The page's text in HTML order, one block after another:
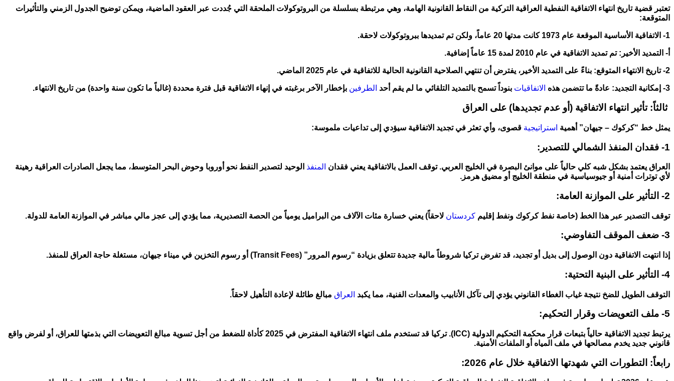
تعتبر قضية تاريخ انتهاء الاتفاقية النفطية العراقية التركية من النقاط القانونية الهامة، وهي مرتبطة بسلسلة من البروتوكولات الملحقة التي جُددت عبر العقود الماضية، ويمكن توضيح الجدول الزمني والتأثيرات
المتوقعة:
1- الاتفاقية الأساسية الموقعة عام 1973 كانت مدتها 20 عاماً، ولكن تم تمديدها ببروتوكولات لاحقة.
أ- التمديد الأخير: تم تمديد الاتفاقية في عام 2010 لمدة 15 عاماً إضافية.
2- تاريخ الانتهاء المتوقع: بناءً على التمديد الأخير، يفترض أن تنتهي الصلاحية القانونية الحالية للاتفاقية في عام 2025 الماضي.
3- إمكانية التجديد: عادةً ما تتضمن هذه الاتفاقيات بنوداً تسمح بالتمديد التلقائي ما لم يقم أحد الطرفين بإخطار الآخر برغبته في إنهاء الاتفاقية قبل فترة محددة (غالباً ما تكون سنة واحدة) من تاريخ الانتهاء.
ثالثاً: تأثير انتهاء الاتفاقية (أو عدم تجديدها) على العراق
يمثل خط “كركوك – جيهان” أهمية استراتيجية قصوى، وأي تعثر في تجديد الاتفاقية سيؤدي إلى تداعيات ملموسة:
1- فقدان المنفذ الشمالي للتصدير:
العراق يعتمد بشكل شبه كلي حالياً على موانئ البصرة في الخليج العربي. توقف العمل بالاتفاقية يعني فقدان المنفذ الوحيد لتصدير النفط نحو أوروبا وحوض البحر المتوسط، مما يجعل الصادرات العراقية رهينة
لأي توترات أمنية أو جيوسياسية في منطقة الخليج أو مضيق هرمز.
2- التأثير على الموازنة العامة:
توقف التصدير عبر هذا الخط (خاصة نفط كركوك ونفط إقليم كردستان لاحقاً) يعني خسارة مئات الآلاف من البراميل يومياً من الحصة التصديرية، مما يؤدي إلى عجز مالي مباشر في الموازنة العامة للدولة.
3- ضعف الموقف التفاوضي:
إذا انتهت الاتفاقية دون الوصول إلى بديل أو تجديد، قد تفرض تركيا شروطاً مالية جديدة تتعلق بزيادة “رسوم المرور” (Transit Fees) أو رسوم التخزين في ميناء جيهان، مستغلة حاجة العراق للمنفذ.
4- التأثير على البنية التحتية:
التوقف الطويل للضخ نتيجة غياب الغطاء القانوني يؤدي إلى تآكل الأنابيب والمعدات الفنية، مما يكبد العراق مبالغ طائلة لإعادة التأهيل لاحقاً.
5- ملف التعويضات وقرار التحكيم:
يرتبط تجديد الاتفاقية حالياً بتبعات قرار محكمة التحكيم الدولية (ICC). تركيا قد تستخدم ملف انتهاء الاتفاقية المفترض في 2025 كأداة للضغط من أجل تسوية مبالغ التعويضات التي بذمتها للعراق، أو لفرض واقع
قانوني جديد يخدم مصالحها في ملف المياه أو الملفات الأمنية.
رابعاً: التطورات التي شهدتها الاتفاقية خلال عام 2026: